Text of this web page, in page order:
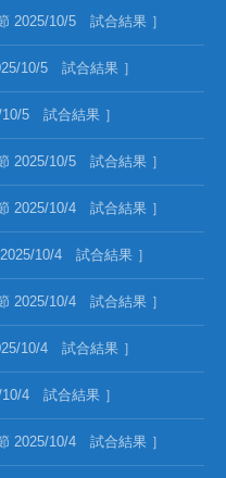
2025/10/5 試合結果 ］
10/5 試合結果 ］
5 試合結果 ］
2025/10/5 試合結果 ］
2025/10/4 試合結果 ］
10/4 試合結果 ］
2025/10/4 試合結果 ］
10/4 試合結果 ］
4 試合結果 ］
2025/10/4 試合結果 ］